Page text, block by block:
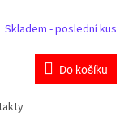
Skladem - poslední kus
Do košíku